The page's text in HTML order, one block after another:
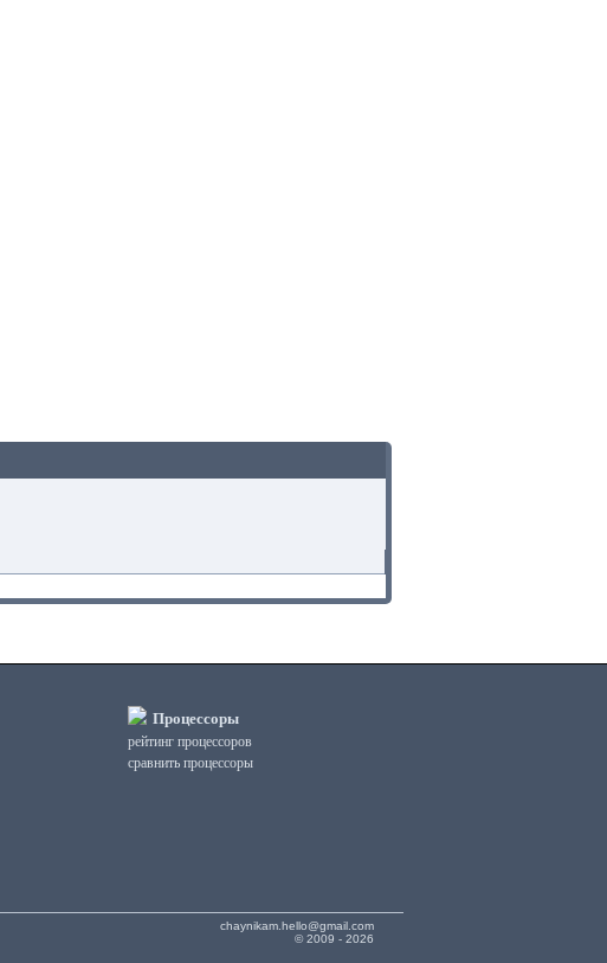
Процессоры
рейтинг процессоров
сравнить процессоры
chaynikam.hello@gmail.com
© 2009 - 2026